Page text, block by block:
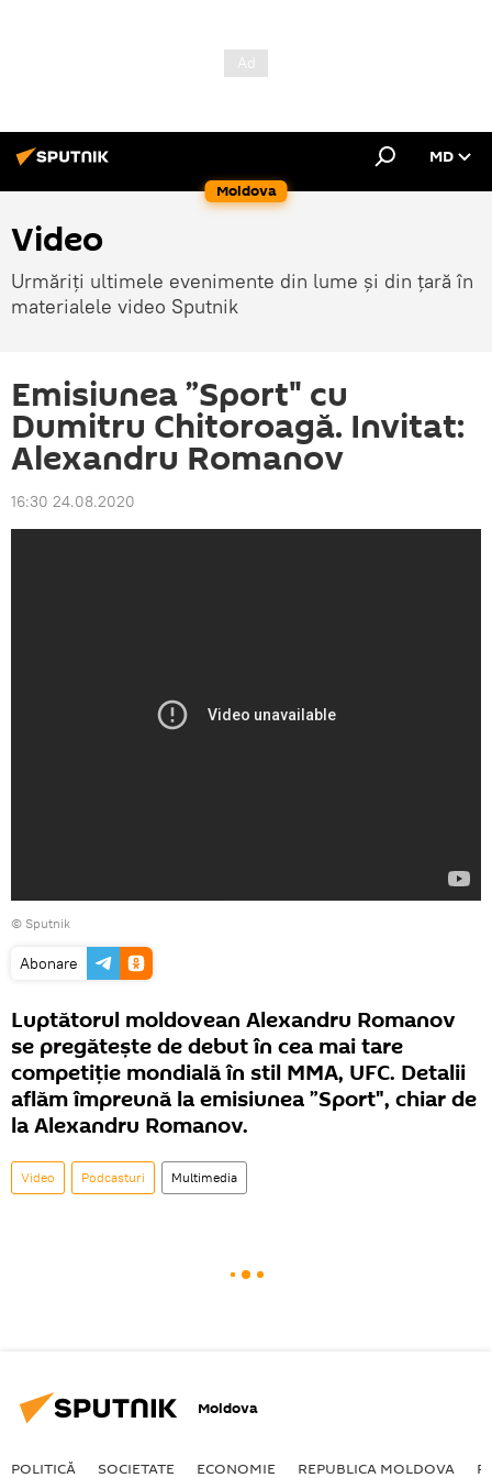
Moldova
MD
Video
Urmăriți ultimele evenimente din lume și din țară în
materialele video Sputnik
Emisiunea ”Sport" cu
Dumitru Chitoroagă. Invitat:
Alexandru Romanov
16:30 24.08.2020
© Sputnik
Abonare
Luptătorul moldovean Alexandru Romanov
se pregătește de debut în cea mai tare
competiție mondială în stil MMA, UFC. Detalii
aflăm împreună la emisiunea ”Sport", chiar de
la Alexandru Romanov.
Video Podcasturi Multimedia
Moldova
POLITICĂ SOCIETATE ECONOMIE REPUBLICA MOLDOVA